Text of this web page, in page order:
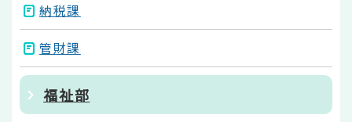
納税課
管財課
福祉部